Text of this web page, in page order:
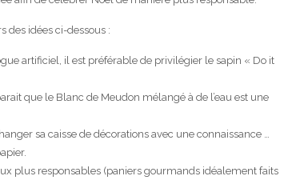
des idées ci-dessous :
artificiel, il est préférable de privilégier le sapin « Do it
que le Blanc de Meudon mélangé à de l’eau est une
sa caisse de décorations avec une connaissance …
plus responsables (paniers gourmands idéalement faits